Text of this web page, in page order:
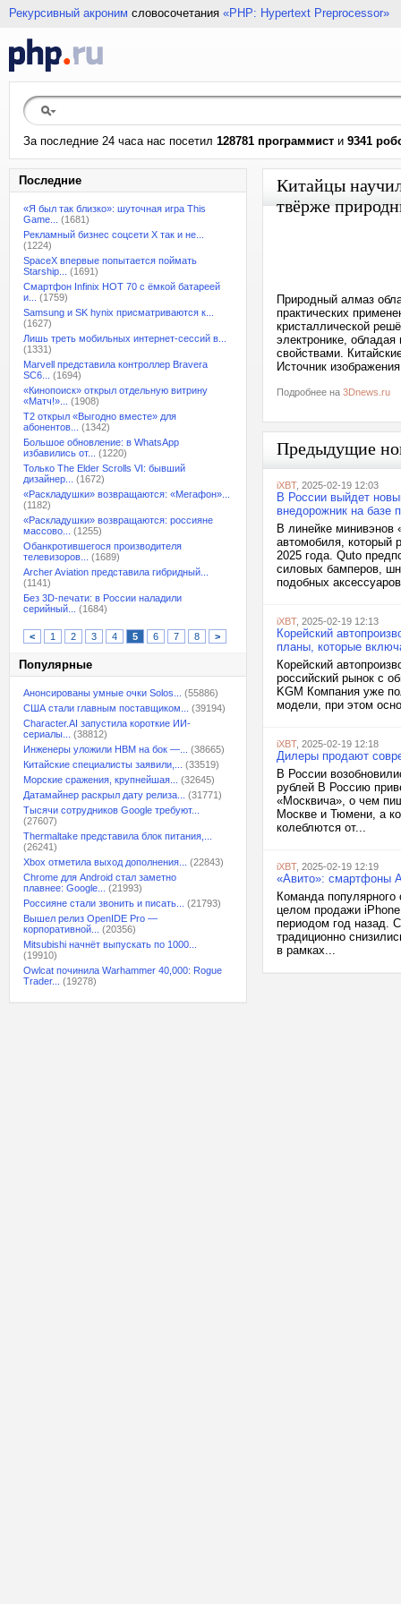
Рекурсивный акроним словосочетания «PHP: Hypertext Preprocessor»
За последние 24 часа нас посетил 128781 программист и 9341
Последние
«Я был так близко»: шуточная игра This
Game...
(1681)
Рекламный бизнес соцсети X так и не...
(1224)
SpaceX впервые попытается поймать
Starship...
(1691)
Смартфон Infinix HOT 70 с ёмкой батареей
и...
(1759)
Samsung и SK hynix присматриваются к...
(1627)
Лишь треть мобильных интернет-сессий в...
(1331)
Marvell представила контроллер Bravera
SC6...
(1694)
«Кинопоиск» открыл отдельную витрину
«Матч!»...
(1908)
T2 открыл «Выгодно вместе» для
абонентов...
(1342)
Большое обновление: в WhatsApp
избавились от...
(1220)
Только The Elder Scrolls VI: бывший
дизайнер...
(1672)
«Раскладушки» возвращаются: «Мегафон»...
(1182)
«Раскладушки» возвращаются: россияне
массово...
(1255)
Обанкротившегося производителя
телевизоров...
(1689)
Archer Aviation представила гибридный...
(1141)
Без 3D-печати: в России наладили
серийный...
(1684)
< 1 2 3 4 5 6 7 8 >
Популярные
Анонсированы умные очки Solos...
(55886)
США стали главным поставщиком...
(39194)
Character.AI запустила короткие ИИ-
сериалы...
(38812)
Инженеры уложили HBM на бок —...
(38665)
Китайские специалисты заявили,...
(33519)
Морские сражения, крупнейшая...
(32645)
Датамайнер раскрыл дату релиза...
(31771)
Тысячи сотрудников Google требуют...
(27607)
Thermaltake представила блок питания,...
(26241)
Xbox отметила выход дополнения...
(22843)
Chrome для Android стал заметно
плавнее: Google...
(21993)
Россияне стали звонить и писать...
(21793)
Вышел релиз OpenIDE Pro —
корпоративной...
(20356)
Mitsubishi начнёт выпускать по 1000...
(19910)
Owlcat починила Warhammer 40,000: Rogue
Trader...
(19278)
Китайцы
твёрже
Природный алмаз
практических
кристаллической
электронике,
свойствами.
Источник
Подробнее на 3Dnews.ru
Предыдущие
iXBT, 2025-02-19 12:03
В России выйдет
внедорожник на базе
В линейке минивэнов
автомобиля, который
2025 года. Quto
силовых бамперов,
подобных
iXBT, 2025-02-19 12:13
Корейский
планы, которые
Корейский
российский рынок с
KGM Компания уже
модели, при этом
iXBT, 2025-02-19 12:18
Дилеры продают
В России
рублей В Россию
«Москвича», о чем
Москве и Тюмени, а
колеблются от...
iXBT, 2025-02-19 12:19
«Авито»: смартфоны
Команда популярного
целом продажи
периодом год назад.
традиционно
в рамках...